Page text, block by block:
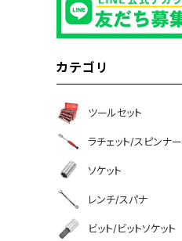
カテゴリ
ツールセット
ラチェット/スピンナー
ソケット
レンチ/スパナ
ビット/ビットソケット